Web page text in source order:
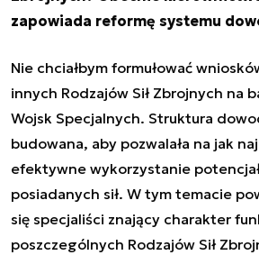
zapowiada reformę systemu
Nie chciałbym formułować
innych Rodzajów Sił Zbrojnych na
Wojsk Specjalnych. Struktura
budowana, aby pozwalała na jak
efektywne wykorzystanie
posiadanych sił. W tym temacie
się specjaliści znający charakter
poszczególnych Rodzajów Sił